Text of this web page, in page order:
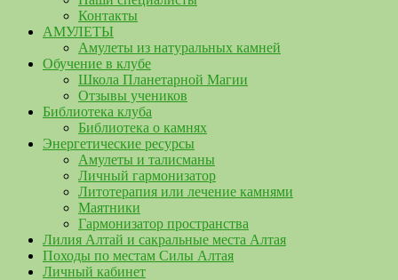
Контакты
АМУЛЕТЫ
Амулеты из натуральных камней
Обучение в клубе
Школа Планетарной Магии
Отзывы учеников
Библиотека клуба
Библиотека о камнях
Энергетические ресурсы
Амулеты и талисманы
Личный гармонизатор
Литотерапия или лечение камнями
Маятники
Гармонизатор пространства
Лилия Алтай и сакральные места Алтая
Походы по местам Силы Алтая
Личный кабинет